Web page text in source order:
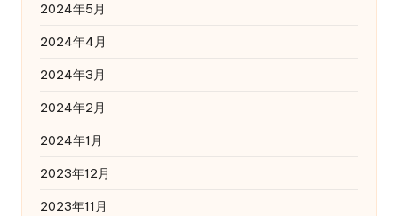
2024年5月
2024年4月
2024年3月
2024年2月
2024年1月
2023年12月
2023年11月